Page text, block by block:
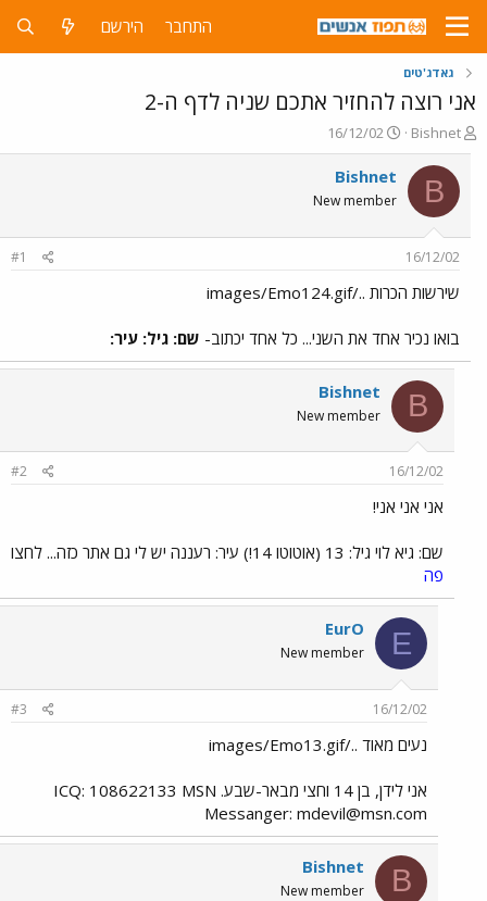
התחבר הירשם
גאדג'טים
אני רוצה להחזיר אתכם שניה לדף ה-2
פ
ו
ת
ח
ה
ש
א
Bishnet
פ
ו
ר
ס
ם
ר
16/12/02
B
Bishnet
New member
16/12/02
#1
שירשות הכרות ../images/Emo124.gif
בואו נכיר אחד את השני... כל אחד יכתוב- שם: גיל: עיר:
B
Bishnet
New member
16/12/02
#2
אני אני אני!
שם: גיא לוי גיל: 13 (אוטוטו 14!) עיר: רעננה יש לי גם אתר כזה... לחצו
פה
E
EurO
New member
16/12/02
#3
נעים מאוד ../images/Emo13.gif
אני לידן, בן 14 וחצי מבאר-שבע. ICQ: 108622133 MSN
Messanger: mdevil@msn.com
B
Bishnet
New member